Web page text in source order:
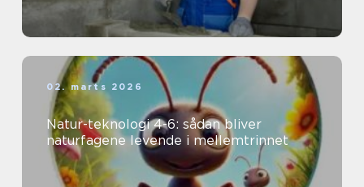
02. marts 2026
Natur-teknologi 4-6: sådan bliver
naturfagene levende i mellemtrinnet